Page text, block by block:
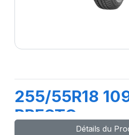
255/55R18
PRESTO
Détails du